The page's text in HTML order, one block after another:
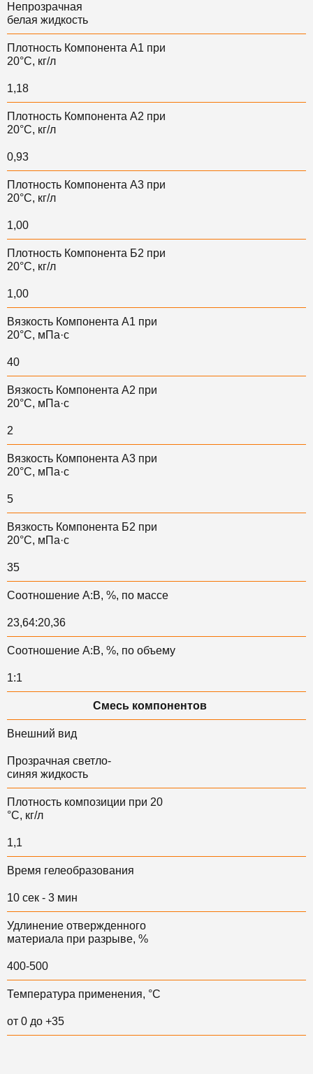
Непрозрачная
белая жидкость
Плотность Компонента А1 при
20°С, кг/л
1,18
Плотность Компонента А2 при
20°С, кг/л
0,93
Плотность Компонента А3 при
20°С, кг/л
1,00
Плотность Компонента Б2 при
20°С, кг/л
1,00
Вязкость Компонента А1 при
20°С, мПа·с
40
Вязкость Компонента А2 при
20°С, мПа·с
2
Вязкость Компонента А3 при
20°С, мПа·с
5
Вязкость Компонента Б2 при
20°С, мПа·с
35
Соотношение А:В, %, по массе
23,64:20,36
Соотношение А:В, %, по объему
1:1
Смесь компонентов
Внешний вид
Прозрачная светло-
синяя жидкость
Плотность композиции при 20
°С, кг/л
1,1
Время гелеобразования
10 сек - 3 мин
Удлинение отвержденного
материала при разрыве, %
400-500
Температура применения, °С
от 0 до +35